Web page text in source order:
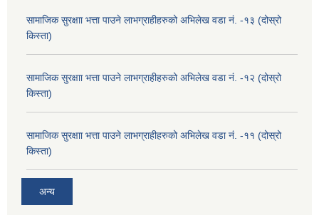
सामाजिक सुरक्षाा भत्ता पाउने लाभग्राहीहरुको अभिलेख वडा नं. -१३ (दोस्रो
किस्ता)
सामाजिक सुरक्षाा भत्ता पाउने लाभग्राहीहरुको अभिलेख वडा नं. -१२ (दोस्रो
किस्ता)
सामाजिक सुरक्षाा भत्ता पाउने लाभग्राहीहरुको अभिलेख वडा नं. -११ (दोस्रो
किस्ता)
अन्य